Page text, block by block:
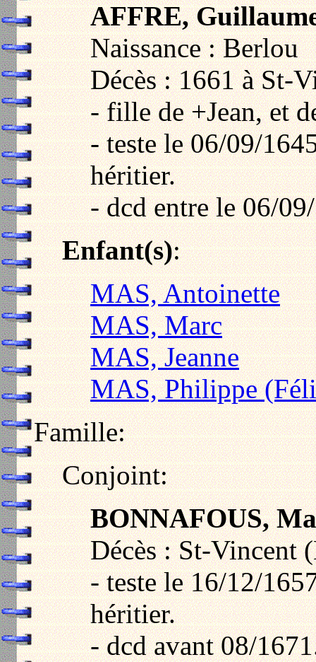
AFFRE,
Naissance : Berlou
Décès : 1661 à St-
- fille de +Jean, et
- teste le 06/09/
héritier.
- dcd entre le 06/
Enfant(s):
MAS, Antoinette
MAS, Marc
MAS, Jeanne
MAS, Philippe
Famille:
Conjoint:
BONNAFOUS,
Décès : St-Vincent
- teste le 16/12/
héritier.
- dcd avant 08/